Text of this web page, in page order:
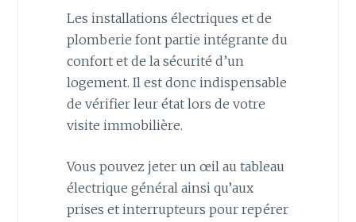
Les installations électriques et de
plomberie font partie intégrante du
confort et de la sécurité d’un
logement. Il est donc indispensable
de vérifier leur état lors de votre
visite immobilière.
Vous pouvez jeter un œil au tableau
électrique général ainsi qu’aux
prises et interrupteurs pour repérer